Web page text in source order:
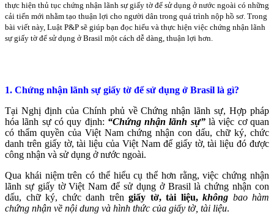
thực hiện thủ tục chứng nhận lãnh sự giấy tờ để sử dụng ở nước ngoài có những
cải tiến mới nhằm tạo thuận lợi cho người dân trong quá trình nộp hồ sơ. Trong
bài viết này, Luật P&P sẽ giúp bạn đọc hiểu và thực hiện việc chứng nhận lãnh
sự giấy tờ để sử dụng ở Brasil một cách dễ dàng, thuận lợi hơn.
1. Chứng nhận lãnh sự giấy tờ để sử dụng ở Brasil là gì?
Tại Nghị định của Chính phủ về Chứng nhận lãnh sự, Hợp pháp
hóa lãnh sự có quy định: “Chứng nhận lãnh sự”là việc cơ quan
có thẩm quyền của Việt Nam chứng nhận con dấu, chữ ký, chức
danh trên giấy tờ, tài liệu của Việt Nam để giấy tờ, tài liệu đó được
công nhận và sử dụng ở nước ngoài.
Qua khái niệm trên có thể hiểu cụ thể hơn rằng, việc chứng nhận
lãnh sự giấy tờ Việt Nam để sử dụng ở Brasil là chứng nhận con
dấu, chữ ký, chức danh trên giấy tờ, tài liệu, không bao hàm
chứng nhận về nội dung và hình thức của giấy tờ, tài liệu.